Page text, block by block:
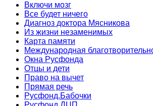
Включи мозг
Все будет ничего
Диагноз доктора Мясникова
Из жизни незаменимых
Карта памяти
Международная
Окна Русфонда
Отцы и дети
Право на вычет
Прямая речь
Русфонд.Бабочки